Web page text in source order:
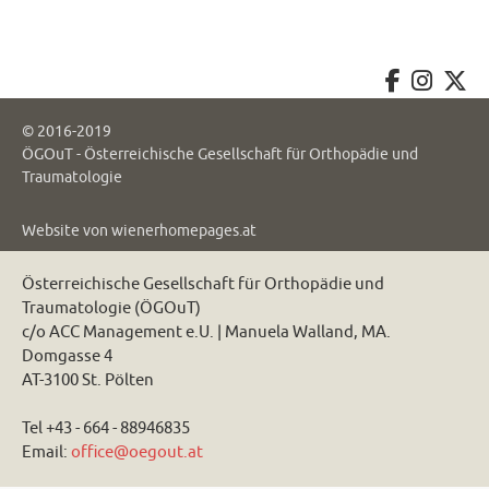
© 2016-2019
ÖGOuT - Österreichische Gesellschaft für Orthopädie und
Traumatologie
Website von wienerhomepages.at
Österreichische Gesellschaft für Orthopädie und
Traumatologie (ÖGOuT)
c/o ACC Management e.U. | Manuela Walland, MA.
Domgasse 4
AT-3100 St. Pölten
Tel +43 - 664 - 88946835
Email: office@oegout.at